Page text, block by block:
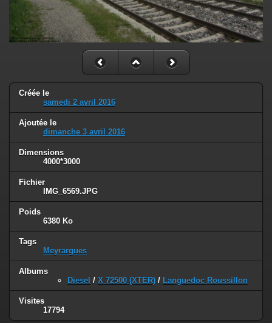
Créée le
samedi 2 avril 2016
Ajoutée le
dimanche 3 avril 2016
Dimensions
4000*3000
Fichier
IMG_6569.JPG
Poids
6380 Ko
Tags
Meyrargues
Albums
Diesel / X 72500 (XTER) / Languedoc Roussillon
Visites
17794